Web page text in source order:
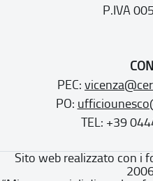
P.IVA
PEC:
PO:
TEL: +39
Sito web realizzato con i